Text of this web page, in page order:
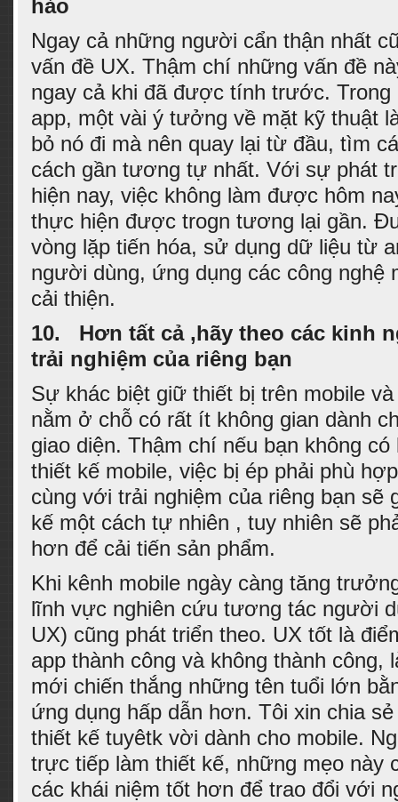
hảo
Ngay cả những người cẩn thận nhất
vấn đề UX. Thậm chí những vấn đề
ngay cả khi đã được tính trước.
app, một vài ý tưởng về mặt kỹ thuật
bỏ nó đi mà nên quay lại từ đầu, tìm
cách gần tương tự nhất. Với sự phát
hiện nay, việc không làm được hôm
thực hiện được trogn tương lại gần.
vòng lặp tiến hóa, sử dụng dữ liệu từ
người dùng, ứng dụng các công nghệ
cải thiện.
10. Hơn tất cả ,hãy theo các kinh
trải nghiệm của riêng bạn
Sự khác biệt giữ thiết bị trên mobile
nằm ở chỗ có rất ít không gian dành
giao diện. Thậm chí nếu bạn không
thiết kế mobile, việc bị ép phải phù
cùng với trải nghiệm của riêng bạn sẽ
kế một cách tự nhiên , tuy nhiên sẽ
hơn để cải tiến sản phẩm.
Khi kênh mobile ngày càng tăng
lĩnh vực nghiên cứu tương tác người
UX) cũng phát triển theo. UX tốt là
app thành công và không thành công,
mới chiến thắng những tên tuổi lớn
ứng dụng hấp dẫn hơn. Tôi xin chia
thiết kế tuyêtk vời dành cho mobile.
trực tiếp làm thiết kế, những mẹo này
các khái niệm tốt hơn để trao đổi với